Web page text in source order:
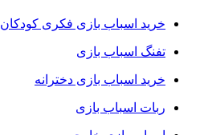
خرید اسباب بازی فکری کودکان
تفنگ اسباب بازی
خرید اسباب بازی دخترانه
ربات اسباب بازی